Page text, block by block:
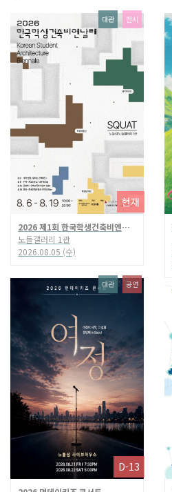
대관 전시
현재
2026 제1회 한국학생건축비엔날레
노들갤러리 1관
2026.08.05 (수)
대관 공연
D-13